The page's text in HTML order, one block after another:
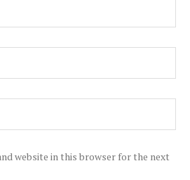
website in this browser for the next